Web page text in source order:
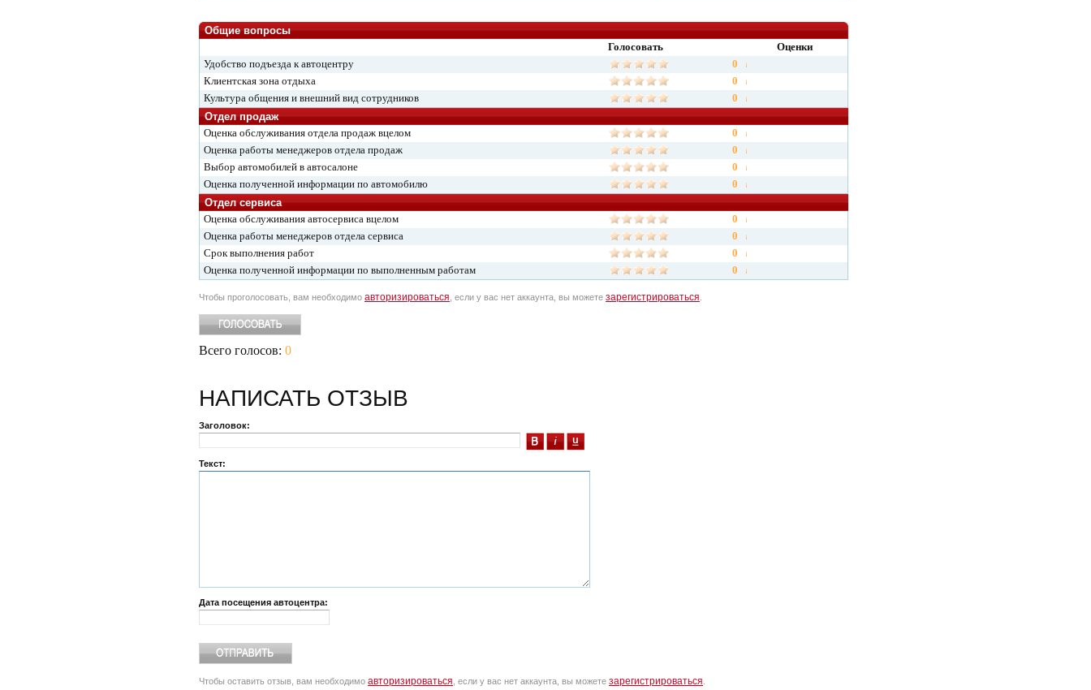
Общие вопросы
Голосовать
Оценки
Удобство подъезда к автоцентру
0
Клиентская зона отдыха
0
Культура общения и внешний вид сотрудников
0
Отдел продаж
Оценка обслуживания отдела продаж вцелом
0
Оценка работы менеджеров отдела продаж
0
Выбор автомобилей в автосалоне
0
Оценка полученной информации по автомобилю
0
Отдел сервиса
Оценка обслуживания автосервиса вцелом
0
Оценка работы менеджеров отдела сервиса
0
Срок выполнения работ
0
Оценка полученной информации по выполненным работам
0
Чтобы проголосовать, вам необходимо авторизироваться , если у вас нет аккаунта, вы можете зарегистрироваться
Всего голосов: 0
НАПИСАТЬ ОТЗЫВ
Заголовок:
Текст:
Дата посещения автоцентра:
Чтобы оставить отзыв, вам необходимо авторизироваться , если у вас нет аккаунта, вы можете зарегистрироваться